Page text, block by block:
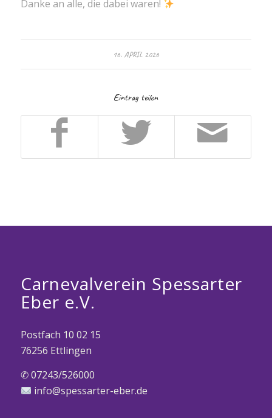
Danke an alle, die dabei waren!
16. APRIL 2026
Eintrag teilen
Carnevalverein Spessarter
Eber e.V.
Postfach 10 02 15
76256 Ettlingen
✆ 07243/526000
info@spessarter-eber.de